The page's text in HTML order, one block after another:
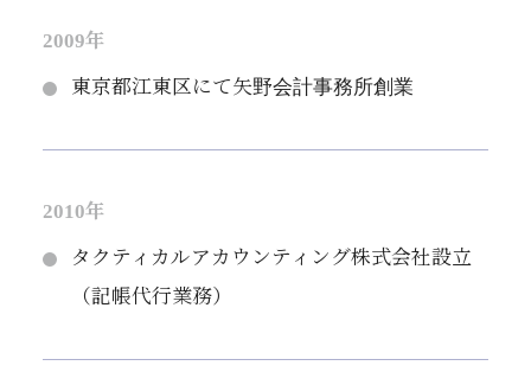
2009年
東京都江東区にて矢野会計事務所創業
2010年
タクティカルアカウンティング株式会社設立
（記帳代行業務）